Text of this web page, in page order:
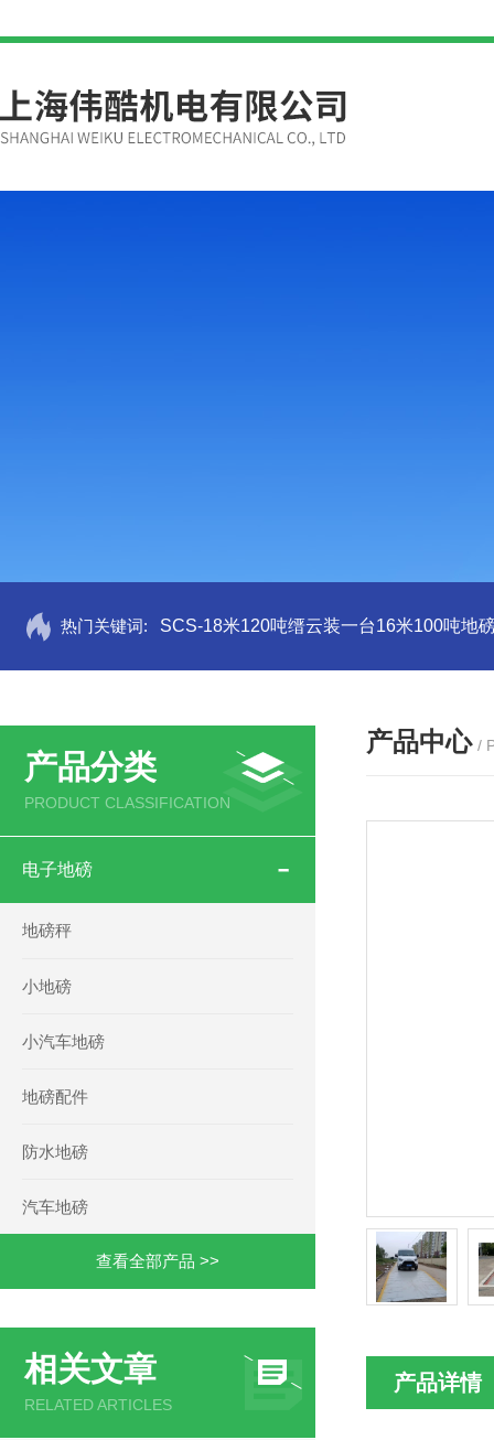
热门关键词: SCS-18米120吨缙云装一台16米100吨地
产品分类
PRODUCT CLASSIFICATION
电子地磅
地磅秤
小地磅
小汽车地磅
地磅配件
防水地磅
汽车地磅
查看全部产品 >>
相关文章
RELATED ARTICLES
产品中心 /
产品详情